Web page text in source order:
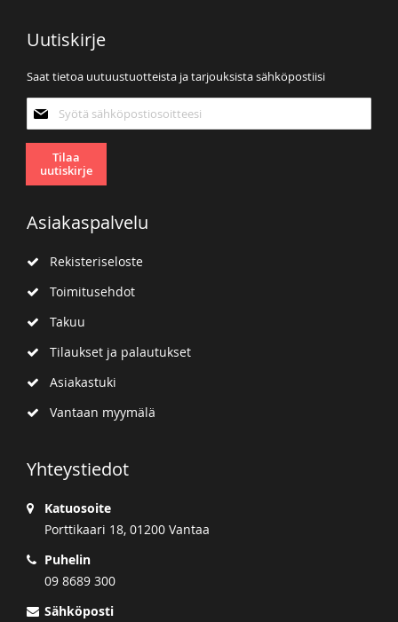
Uutiskirje
Saat tietoa uutuustuotteista ja tarjouksista sähköpostiisi
uutiskirjeemme:
Tilaa
uutiskirje
Asiakaspalvelu
Rekisteriseloste
Toimitusehdot
Takuu
Tilaukset ja palautukset
Asiakastuki
Vantaan myymälä
Yhteystiedot
Katuosoite
Porttikaari 18, 01200 Vantaa
Puhelin
09 8689 300
Sähköposti